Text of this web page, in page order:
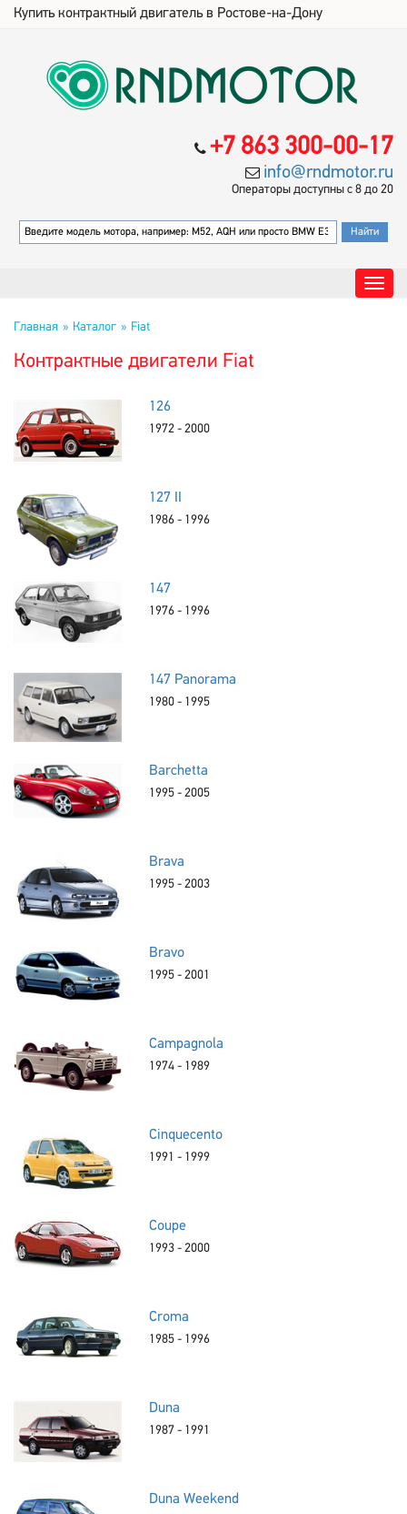
Купить контрактный двигатель в Ростове-на-Дону
+7 863 300-00-17
info@rndmotor.ru
Операторы доступны с 8 до 20
Главная Каталог Fiat
Контрактные двигатели Fiat
126
1972 - 2000
127 II
1986 - 1996
147
1976 - 1996
147 Panorama
1980 - 1995
Barchetta
1995 - 2005
Brava
1995 - 2003
Bravo
1995 - 2001
Campagnola
1974 - 1989
Cinquecento
1991 - 1999
Coupe
1993 - 2000
Croma
1985 - 1996
Duna
1987 - 1991
Duna Weekend